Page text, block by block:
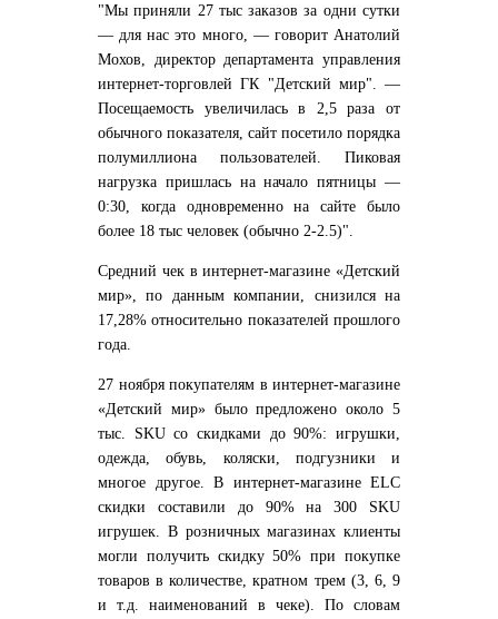
"Мы приняли 27 тыс заказов за одни сутки
— для нас это много, — говорит Анатолий
Мохов, директор департамента управления
интернет-торговлей ГК "Детский мир". —
Посещаемость увеличилась в 2,5 раза от
обычного показателя, сайт посетило порядка
полумиллиона пользователей. Пиковая
нагрузка пришлась на начало пятницы —
0:30, когда одновременно на сайте было
более 18 тыс человек (обычно 2-2.5)".
Средний чек в интернет-магазине «Детский
мир», по данным компании, снизился на
17,28% относительно показателей прошлого
года.
27 ноября покупателям в интернет-магазине
«Детский мир» было предложено около 5
тыс. SKU со скидками до 90%: игрушки,
одежда, обувь, коляски, подгузники и
многое другое. В интернет-магазине ELC
скидки составили до 90% на 300 SKU
игрушек. В розничных магазинах клиенты
могли получить скидку 50% при покупке
товаров в количестве, кратном трем (3, 6, 9
и т.д. наименований в чеке). По словам